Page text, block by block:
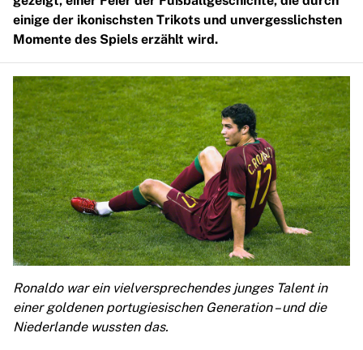
World Championships 2026
Premier League
Serie A
Ligue 1
MLS
Top Women's Teams
US Women's Soccer
Canada Women's Soccer
NWSL
OL Lyonnes
Paris Saint-Germain Feminines
Arsenal WFC
Browse by country
Basketball
Highlights
Charlotte Hornets
einige der ikonischsten Trikots und unvergesslichsten
Momente des Spiels erzählt wird.
Ronaldo war ein vielversprechendes junges Talent in
einer goldenen portugiesischen Generation – und die
Niederlande wussten das.